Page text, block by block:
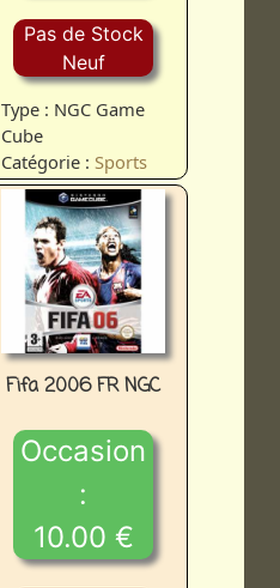
Pas de Stock
Neuf
Type : NGC Game
Cube
Catégorie : Sports
Fifa 2006 FR NGC
Occasion
:
10.00 €